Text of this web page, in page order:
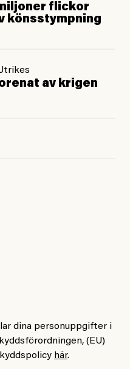
flickor
könsstympning
av krigen
dina personuppgifter i
(EU)
här.